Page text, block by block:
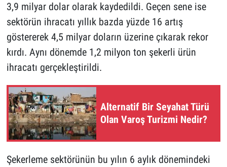
3,9 milyar dolar olarak kaydedildi. Geçen sene ise
sektörün ihracatı yıllık bazda yüzde 16 artış
göstererek 4,5 milyar doların üzerine çıkarak rekor
kırdı. Aynı dönemde 1,2 milyon ton şekerli ürün
ihracatı gerçekleştirildi.
Alternatif Bir Seyahat Türü
Olan Varoş Turizmi Nedir?
Şekerleme sektörünün bu yılın 6 aylık dönemindeki